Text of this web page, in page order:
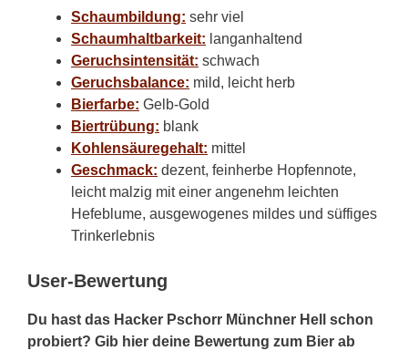
Schaumbildung: sehr viel
Schaumhaltbarkeit: langanhaltend
Geruchsintensität: schwach
Geruchsbalance: mild, leicht herb
Bierfarbe: Gelb-Gold
Biertrübung: blank
Kohlensäuregehalt: mittel
Geschmack: dezent, feinherbe Hopfennote,
leicht malzig mit einer angenehm leichten
Hefeblume, ausgewogenes mildes und süffiges
Trinkerlebnis
User-Bewertung
Du hast das Hacker Pschorr Münchner Hell schon
probiert? Gib hier deine Bewertung zum Bier ab